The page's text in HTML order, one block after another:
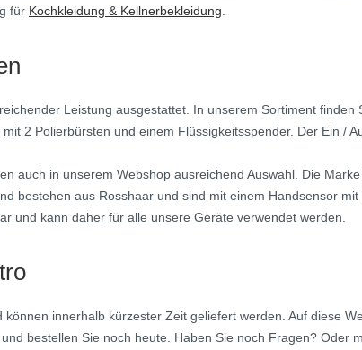
für Kochkleidung & Kellnerbekleidung.
Leistung ausgestattet. In unserem Sortiment finden
2 Polierbürsten und einem Flüssigkeitsspender. Der Ein /
auch in unserem Webshop ausreichend Auswahl. Die
bestehen aus Rosshaar und sind mit einem Handsensor
und kann daher für alle unsere Geräte verwendet werden.
innerhalb kürzester Zeit geliefert werden. Auf diese
bestellen Sie noch heute. Haben Sie noch Fragen? Oder